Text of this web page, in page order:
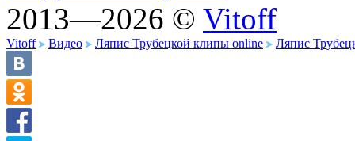
2013—2026 © Vitoff
Vitoff Видео Ляпис Трубецкой клипы online Ляпис